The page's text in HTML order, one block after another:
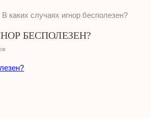
В каких случаях игнор бесполезен?
БЕСПОЛЕЗЕН?